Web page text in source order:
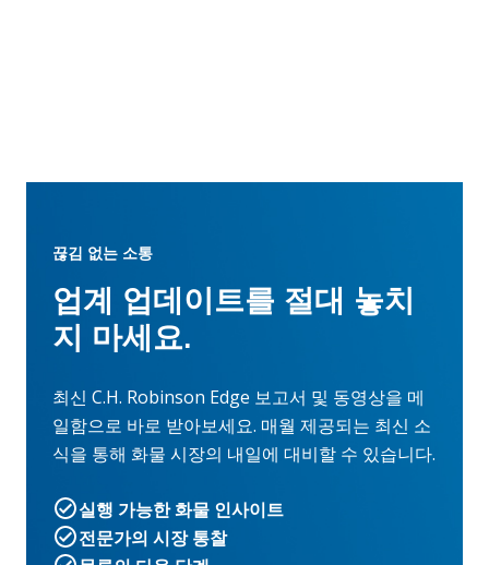
끊김 없는 소통
업계 업데이트를 절대 놓치
지 마세요.
최신 C.H. Robinson Edge 보고서 및 동영상을 메
일함으로 바로 받아보세요. 매월 제공되는 최신 소
식을 통해 화물 시장의 내일에 대비할 수 있습니다.
실행 가능한 화물 인사이트
전문가의 시장 통찰